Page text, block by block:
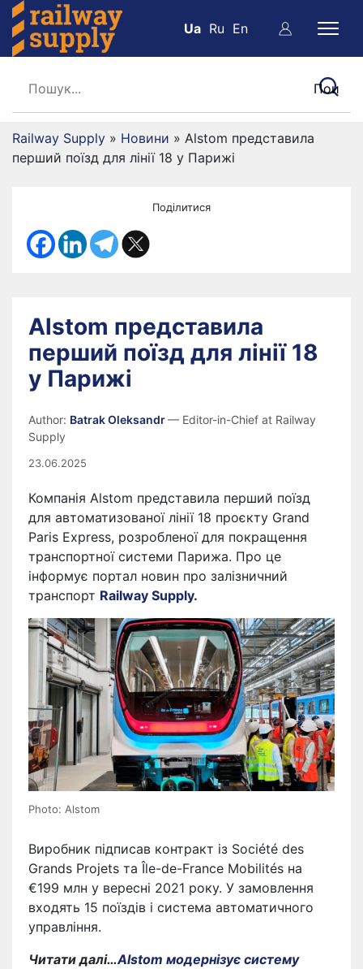
Ua Ru En
Railway Supply » Новини » Alstom представила
перший поїзд для лінії 18 у Парижі
Поділитися
Alstom представила
перший поїзд для лінії 18
у Парижі
Author: Batrak Oleksandr— Editor-in-Chief at Railway
Supply
23.06.2025
Компанія Alstom представила перший поїзд
для автоматизованої лінії 18 проєкту Grand
Paris Express, розробленої для покращення
транспортної системи Парижа. Про це
інформує портал новин про залізничний
транспорт Railway Supply.
Photo: Alstom
Виробник підписав контракт із Société des
Grands Projets та Île-de-France Mobilités на
€199 млн у вересні 2021 року. У замовлення
входять 15 поїздів і система автоматичного
управління.
Читати далі…Alstom модернізує систему